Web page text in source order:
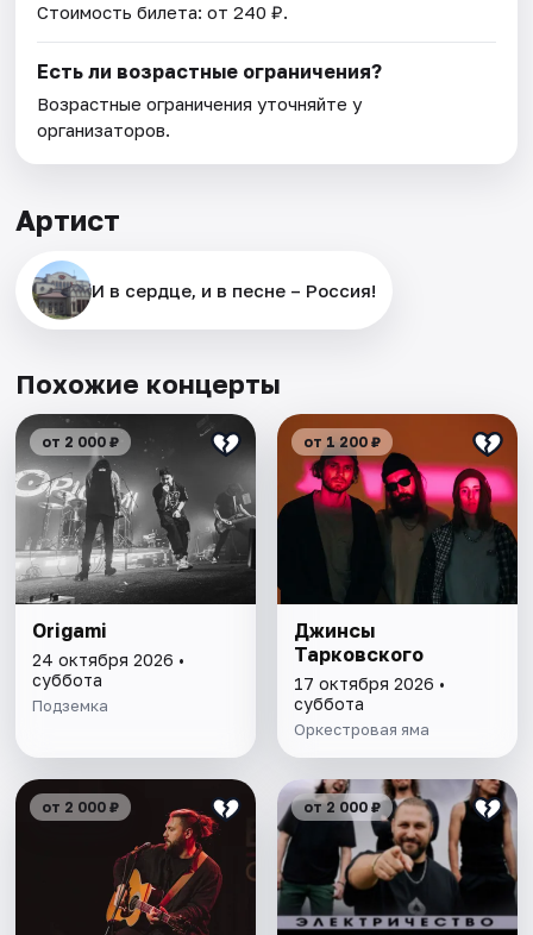
Стоимость билета: от 240 ₽.
Есть ли возрастные ограничения?
Возрастные ограничения уточняйте у
организаторов.
Артист
И в сердце, и в песне – Россия!
Похожие концерты
от 2 000 ₽
Origami
24 октября 2026 •
суббота
Подземка
от 1 200 ₽
Джинсы
Тарковского
17 октября 2026 •
суббота
Оркестровая яма
от 2 000 ₽ от 2 000 ₽